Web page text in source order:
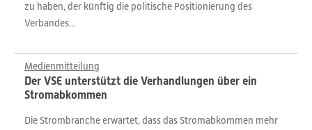
zu haben, der künftig die politische Positionierung des
Verbandes...
Medienmitteilung
Der VSE unterstützt die Verhandlungen über ein
Stromabkommen
Die Strombranche erwartet, dass das Stromabkommen mehr